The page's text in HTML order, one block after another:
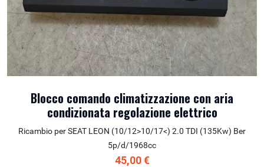
Blocco comando climatizzazione con aria
condizionata regolazione elettrico
Ricambio per SEAT LEON (10/12>10/17<) 2.0 TDI (135Kw) Ber
5p/d/1968cc
45,00 €